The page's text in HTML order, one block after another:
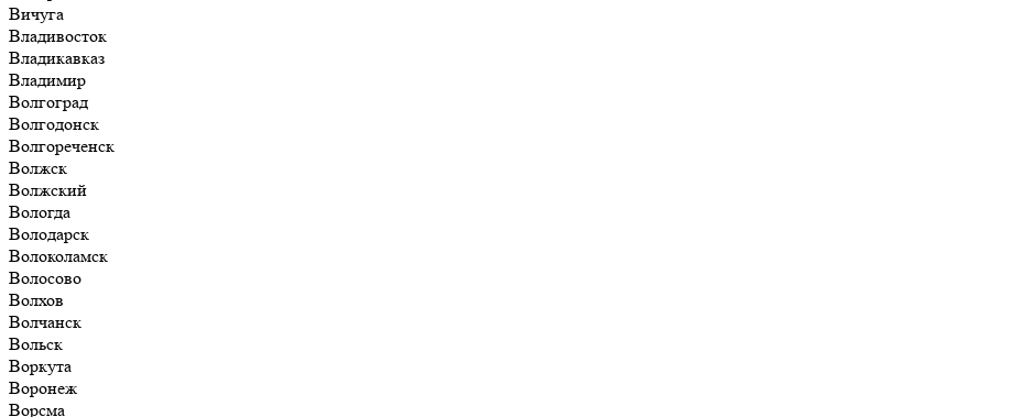
Вичуга
Владивосток
Владикавказ
Владимир
Волгоград
Волгодонск
Волгореченск
Волжск
Волжский
Вологда
Володарск
Волоколамск
Волосово
Волхов
Волчанск
Вольск
Воркута
Воронеж
Ворсма